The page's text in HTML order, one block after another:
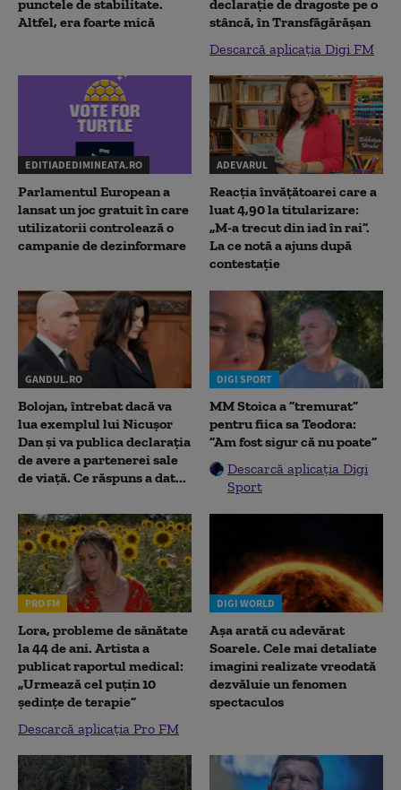
punctele de stabilitate.
Altfel, era foarte mică
declaraţie de dragoste pe o
stâncă, în Transfăgărăşan
Descarcă aplicația Digi FM
EDITIADEDIMINEATA.RO
Parlamentul European a
lansat un joc gratuit în care
utilizatorii controlează o
campanie de dezinformare
ADEVARUL
Reacția învățătoarei care a
luat 4,90 la titularizare:
„M-a trecut din iad în rai”.
La ce notă a ajuns după
contestație
GANDUL.RO
Bolojan, întrebat dacă va
lua exemplul lui Nicușor
Dan și va publica declarația
de avere a partenerei sale
de viață. Ce răspuns a dat...
DIGI SPORT
MM Stoica a ”tremurat”
pentru fiica sa Teodora:
”Am fost sigur că nu poate”
Descarcă aplicația Digi
Sport
PRO FM
Lora, probleme de sănătate
la 44 de ani. Artista a
publicat raportul medical:
„Urmează cel puțin 10
ședințe de terapie”
Descarcă aplicația Pro FM
DIGI WORLD
Așa arată cu adevărat
Soarele. Cele mai detaliate
imagini realizate vreodată
dezvăluie un fenomen
spectaculos